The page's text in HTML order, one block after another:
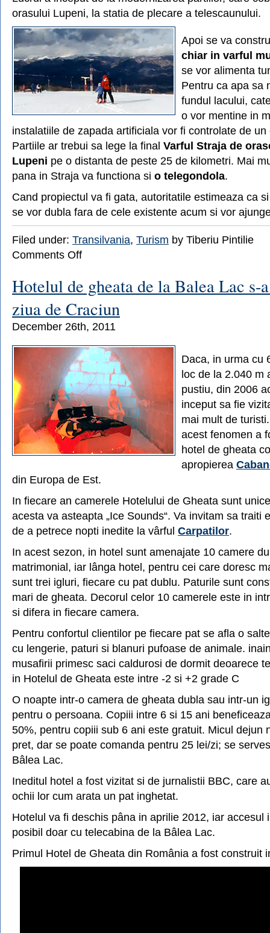
orasului Lupeni, la statia de plecare a telescaunului.
Apoi se va
chiar in varful
se vor alimenta
Pentru ca apa sa
fundul lacului,
o vor mentine in
instalatiile de zapada artificiala vor fi controlate de un
Partiile ar trebui sa lege la final Varful Straja de
Lupeni pe o distanta de peste 25 de kilometri. Mai
pana in Straja va functiona si o telegondola.
Cand propiectul va fi gata, autoritatile estimeaza ca
se vor dubla fara de cele existente acum si vor
Filed under: Transilvania, Turism by Tiberiu Pintilie
Comments Offon
mare
partie
din
Estul
Europei
fi
in
Romania
la
Straja
Hotelul de gheata de la Balea Lac s-
ziua de Craciun
December 26th, 2011
Daca, in urma cu
loc de la 2.040 m
pustiu, din 2006
inceput sa fie
mai mult de
acest fenomen a
hotel de gheata
apropierea
din Europa de Est.
In fiecare an camerele Hotelului de Gheata sunt
acesta va asteapta „Ice Sounds“. Va invitam sa traiti
de a petrece nopti inedite la vârful Carpatilor.
In acest sezon, in hotel sunt amenajate 10 camere
matrimonial, iar lânga hotel, pentru cei care doresc
sunt trei igluri, fiecare cu pat dublu. Paturile sunt
mari de gheata. Decorul celor 10 camerele este in
si difera in fiecare camera.
Pentru confortul clientilor pe fiecare pat se afla o
cu lengerie, paturi si blanuri pufoase de animale.
musafirii primesc saci caldurosi de dormit deoarece
in Hotelul de Gheata este intre -2 si +2 grade C
O noapte intr-o camera de gheata dubla sau intr-un
pentru o persoana. Copiii intre 6 si 15 ani
50%, pentru copiii sub 6 ani este gratuit. Micul dejun
pret, dar se poate comanda pentru 25 lei/zi; se
Bâlea Lac.
Ineditul hotel a fost vizitat si de jurnalistii BBC, care
ochii lor cum arata un pat inghetat.
Hotelul va fi deschis pâna in aprilie 2012, iar accesul
posibil doar cu telecabina de la Bâlea Lac.
Primul Hotel de Gheata din România a fost construit